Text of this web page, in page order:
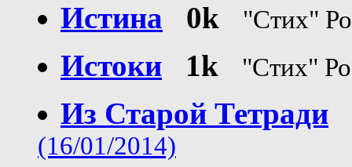
Истина
0k "Стих"
Истоки 1k "Стих"
Из Старой Тетради
(16/01/2014)